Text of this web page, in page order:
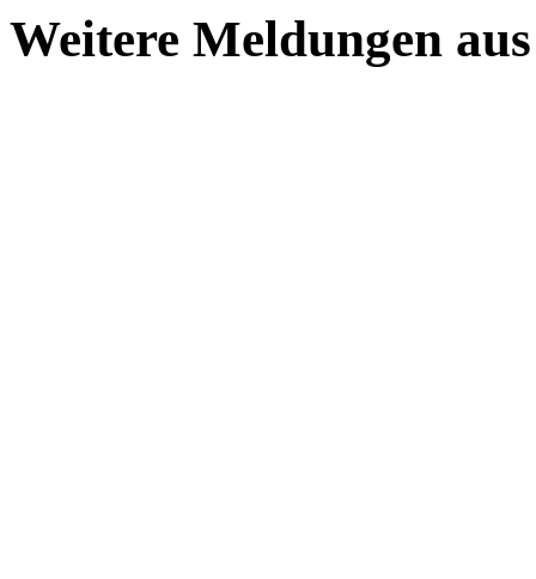
Weitere Meldungen